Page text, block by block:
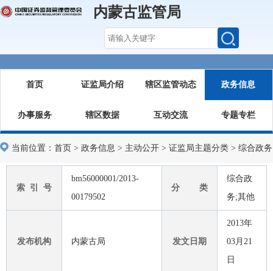
内蒙古监管局
首页 证监局介绍 辖区监管动态 政务信息
办事服务 辖区数据 互动交流 专题专栏
当前位置： 首页 > 政务信息 > 主动公开 > 证监局主题分类 > 综合政务
索 引 号
bm56000001/2013-
00179502
分 类
综合政
务;其他
发布机构 内蒙古局 发文日期
2013年
03月21
日